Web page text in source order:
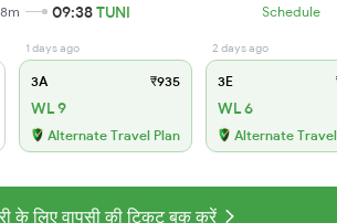
09:38TUNI Schedule
1 days ago
3A ₹935
WL 9
Alternate Travel Plan
2 days ago
3E
WL 6
Alternate
के लिए वापसी की टिकट बुक करें